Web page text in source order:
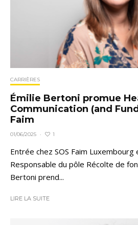
CARRIÈRES
Émilie Bertoni promue
Communication (and
Faim
01/06/2025 · 1
Entrée chez SOS Faim Luxembourg
Responsable du pôle Récolte de
Bertoni prend...
LIRE LA SUITE